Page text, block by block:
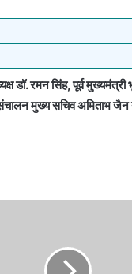
डॉ. रमन सिंह, पूर्व
संचालन मुख्य सचिव अमिताभ